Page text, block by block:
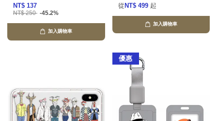
NT$ 137
NT$ 250 -45.2%
加入購物車
從 NT$ 499 起
加入購物車
優惠